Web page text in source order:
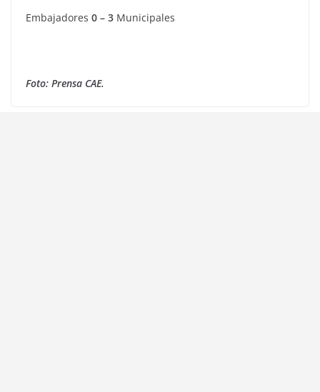
Embajadores 0 – 3 Municipales
Foto: Prensa CAE.